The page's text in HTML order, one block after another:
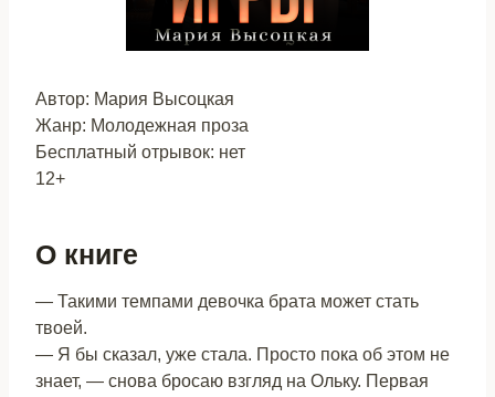
Автор: Мария Высоцкая
Жанр: Молодежная проза
Бесплатный отрывок: нет
12+
О книге
— Такими темпами девочка брата может стать
твоей.
— Я бы сказал, уже стала. Просто пока об этом не
знает, — снова бросаю взгляд на Ольку. Первая